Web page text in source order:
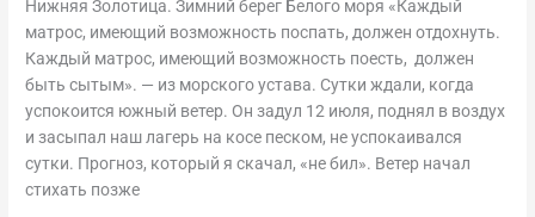
Нижняя Золотица. Зимний берег Белого моря «Каждый
матрос, имеющий возможность поспать, должен отдохнуть.
Каждый матрос, имеющий возможность поесть, должен
быть сытым». — из морского устава. Сутки ждали, когда
успокоится южный ветер. Он задул 12 июля, поднял в воздух
и засыпал наш лагерь на косе песком, не успокаивался
сутки. Прогноз, который я скачал, «не бил». Ветер начал
стихать позже